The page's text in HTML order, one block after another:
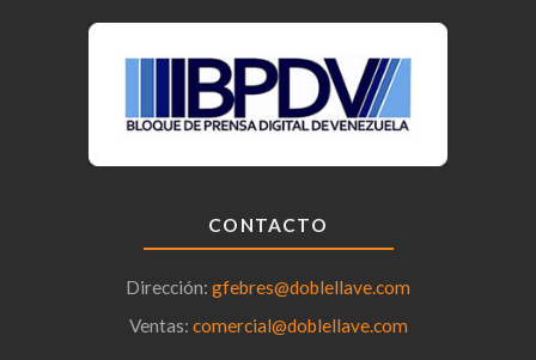
CONTACTO
Dirección: gfebres@doblellave.com
Ventas: comercial@doblellave.com